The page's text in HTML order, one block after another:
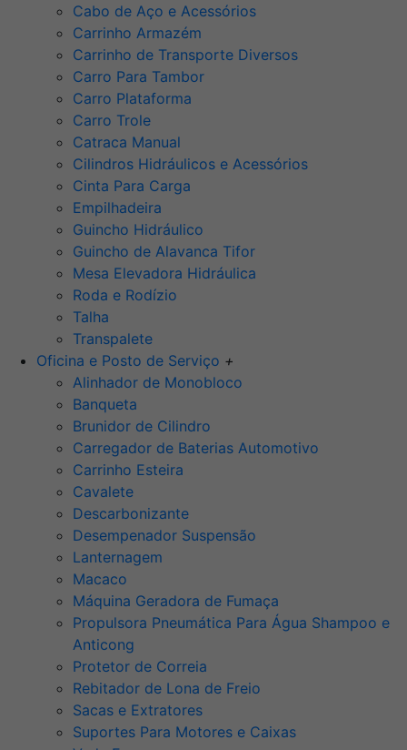
Cabo de Aço e Acessórios
Carrinho Armazém
Carrinho de Transporte Diversos
Carro Para Tambor
Carro Plataforma
Carro Trole
Catraca Manual
Cilindros Hidráulicos e Acessórios
Cinta Para Carga
Empilhadeira
Guincho Hidráulico
Guincho de Alavanca Tifor
Mesa Elevadora Hidráulica
Roda e Rodízio
Talha
Transpalete
Oficina e Posto de Serviço +
Alinhador de Monobloco
Banqueta
Brunidor de Cilindro
Carregador de Baterias Automotivo
Carrinho Esteira
Cavalete
Descarbonizante
Desempenador Suspensão
Lanternagem
Macaco
Máquina Geradora de Fumaça
Propulsora Pneumática Para Água Shampoo e
Anticong
Protetor de Correia
Rebitador de Lona de Freio
Sacas e Extratores
Suportes Para Motores e Caixas